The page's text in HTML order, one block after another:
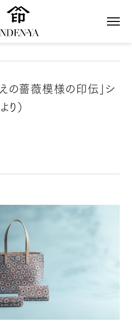
えの薔薇模様の印伝」シ
り）